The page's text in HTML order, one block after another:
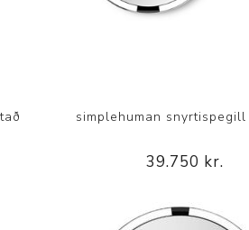
simplehuman snyrtispegill
39.750 kr.